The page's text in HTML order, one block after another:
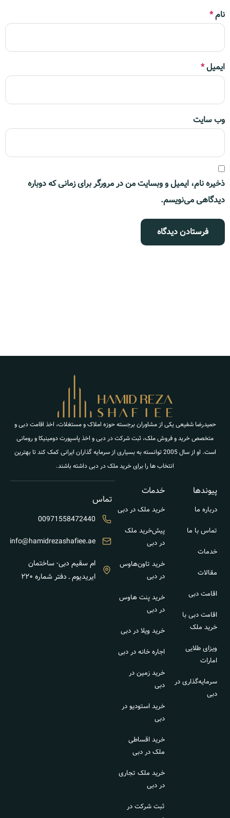
نام*
ایمیل*
وب‌ سایت
ذخیره نام، ایمیل و وبسایت من در مرورگر برای زمانی که دوباره
دیدگاهی می‌نویسم.
حمیدرضا شفیعی یکی از مشاوران برجسته حوزه املاک و مستغلات، اخذ اقامت دبی و
متخصص خرید و فروش ملک، ثبت شرکت در دبی و اخذ پاسپورت دومینیکا و رومانی
است. او از سال 2005 توانسته به بسیاری از سرمایه گذاران ایرانی کمک کند تا بهترین
انتخاب ها را برای خرید ملک در دبی داشته باشند.
پیوندها
درباره ما
تماس با ما
خدمات
مقالات
اقامت دبی
اقامت دبی با
خرید ملک
ویزای طلایی
امارات
سرمایه‌گذاری در
دبی
خدمات
خرید ملک در دبی
پیش‌خرید ملک
در دبی
خرید تاون‌هاوس
در دبی
خرید پنت هاوس
در دبی
خرید ویلا در دبی
اجاره خانه در دبی
خرید زمین در
دبی
خرید استودیو در
دبی
خرید اقساطی
ملک در دبی
خرید ملک تجاری
در دبی
ثبت شرکت در
تماس
00971558472440
info@hamidrezashafiee.ae
ام سقیم دبی- ساختمان
ایریدیوم ـ دفتر شماره ۲۲۰